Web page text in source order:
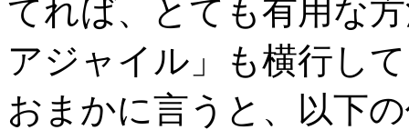
てれば、とても有用な
アジャイル」も横行し
おまかに言うと、以下